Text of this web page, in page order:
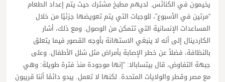
يخيمون في الكنائس. لديهم مطبخ مشترك حيث يتم إعداد الطعام
“مرتين في الأسبوع”، للوجبات التي يتم تعويضها جزئيًا من خلال
المساعدات الإنسانية التي تتمكن من الوصول. ومع ذلك، أشار
الكاردينال إلى أنه لا ينبغي الاستهانة بأوجه القصور فيما يتعلق
بالنظافة، فضلاً عن خطر الإصابة بأمراض مثل شلل الأطفال. وعلى
جبهة التفاوض، قال بيتسابالا: “إنها موجودة منذ فترة طويلة: وهي
مع مصر وقطر والولايات المتحدة. لكنها لا تعمل. يبدو دائمًا أننا قريبون